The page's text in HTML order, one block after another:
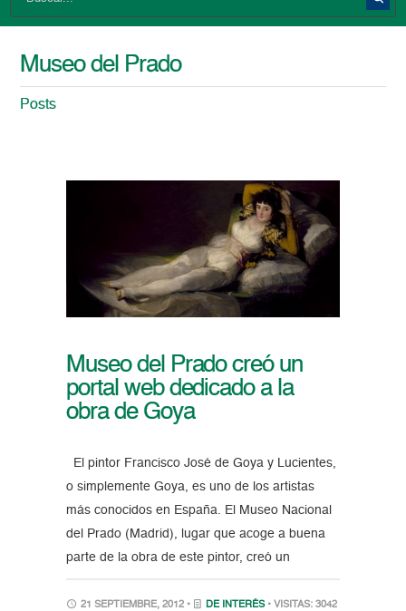
Museo del Prado
Posts
Museo del Prado creó un
portal web dedicado a la
obra de Goya
El pintor Francisco José de Goya y Lucientes,
o simplemente Goya, es uno de los artistas
más conocidos en España. El Museo Nacional
del Prado (Madrid), lugar que acoge a buena
parte de la obra de este pintor, creó un
21 SEPTIEMBRE, 2012 • DE INTERÉS • VISITAS: 3042